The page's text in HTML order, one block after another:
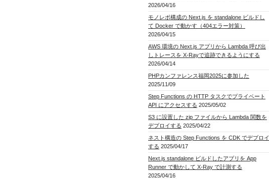
2026/04/16
モノレポ構成の Next.js を standalone ビルドし
て Docker で動かす（404エラー対策）
2026/04/15
AWS 環境の Next.js アプリから Lambda 呼び出
しトレースを X-Rayで追跡できるようにする
2026/04/14
PHPカンファレンス福岡2025に参加した
2025/11/09
Step Functions の HTTP タスクでプライベート
API にアクセスする 2025/05/02
S3 に設置した zip ファイルから Lambda 関数を
デプロイする 2025/04/22
ネスト構造の Step Functions を CDK でデプロイ
する 2025/04/17
Next.js standalone ビルドしたアプリを App
Runner で動かして X-Ray で計測する
2025/04/16